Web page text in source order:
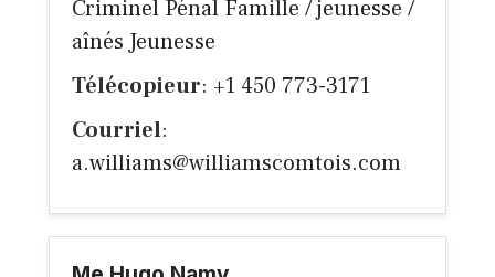
Criminel Pénal Famille / jeunesse /
aînés Jeunesse
Télécopieur: +1 450 773-3171
Courriel:
a.williams@williamscomtois.com